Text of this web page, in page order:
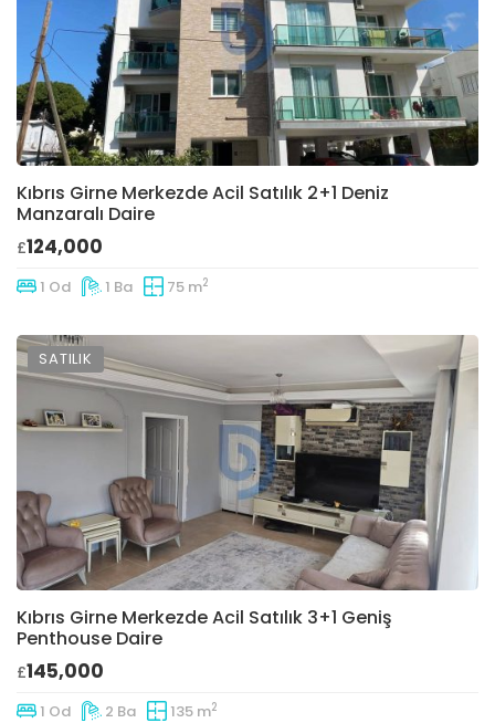
Kıbrıs Girne Merkezde Acil Satılık 2+1 Deniz
Manzaralı Daire
£124,000
1 Od 1 Ba 75 m2
SATILIK
Kıbrıs Girne Merkezde Acil Satılık 3+1 Geniş
Penthouse Daire
£145,000
1 Od 2 Ba 135 m2